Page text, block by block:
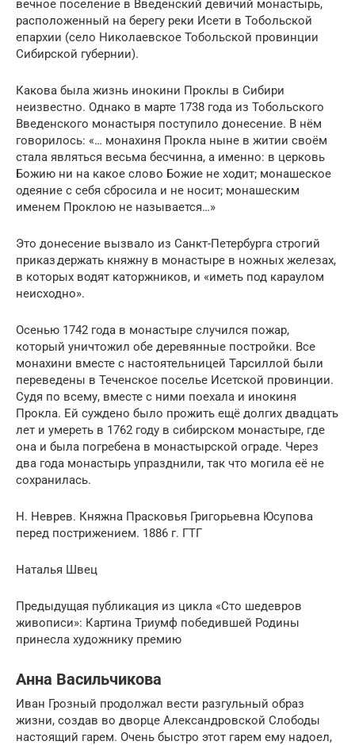
вечное поселение в Введенский девичий монастырь,
расположенный на берегу реки Исети в Тобольской
епархии (село Николаевское Тобольской провинции
Сибирской губернии).
Какова была жизнь инокини Проклы в Сибири
неизвестно. Однако в марте 1738 года из Тобольского
Введенского монастыря поступило донесение. В нём
говорилось: «… монахиня Прокла ныне в житии своём
стала являться весьма бесчинна, а именно: в церковь
Божию ни на какое слово Божие не ходит; монашеское
одеяние с себя сбросила и не носит; монашеским
именем Проклою не называется…»
Это донесение вызвало из Санкт-Петербурга строгий
приказ держать княжну в монастыре в ножных железах,
в которых водят каторжников, и «иметь под караулом
неисходно».
Осенью 1742 года в монастыре случился пожар,
который уничтожил обе деревянные постройки. Все
монахини вместе с настоятельницей Тарсиллой были
переведены в Теченское поселье Исетской провинции.
Судя по всему, вместе с ними поехала и инокиня
Прокла. Ей суждено было прожить ещё долгих двадцать
лет и умереть в 1762 году в сибирском монастыре, где
она и была погребена в монастырской ограде. Через
два года монастырь упразднили, так что могила её не
сохранилась.
Н. Неврев. Княжна Прасковья Григорьевна Юсупова
перед пострижением. 1886 г. ГТГ
Наталья Швец
Предыдущая публикация из цикла «Сто шедевров
живописи»: Картина Триумф победившей Родины
принесла художнику премию
Анна Васильчикова
Иван Грозный продолжал вести разгульный образ
жизни, создав во дворце Александровской Слободы
настоящий гарем. Очень быстро этот гарем ему надоел,